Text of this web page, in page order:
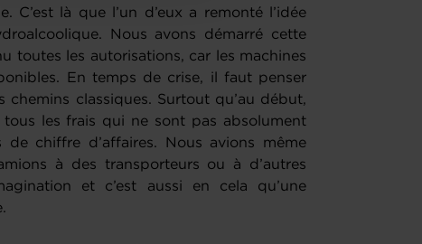
C’est là que l’un d’eux a remonté l’idée
Nous avons démarré cette
toutes les autorisations, car les machines
En temps de crise, il faut penser
classiques. Surtout qu’au début,
les frais qui ne sont pas absolument
chiffre d’affaires. Nous avions même
à des transporteurs ou à d’autres
et c’est aussi en cela qu’une